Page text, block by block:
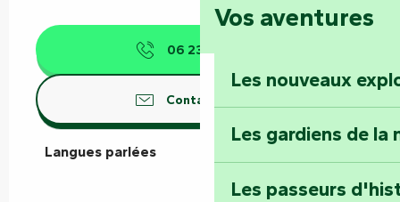
Foussais-Payré :
Faymoreau :
épopée minière
Terre d’étoiles :
Vos aventures
Les nouveaux
Les gardiens de la
Les passeurs
06 23 40 73
Contactez-nous
Langues parlées
Langues parlées